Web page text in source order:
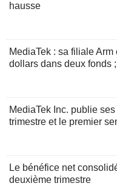
hausse
MediaTek : sa filiale
dollars dans deux fonds
MediaTek Inc. publie
trimestre et le premier
Le bénéfice net
deuxième trimestre